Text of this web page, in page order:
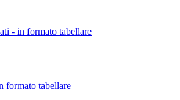
- in formato tabellare
formato tabellare